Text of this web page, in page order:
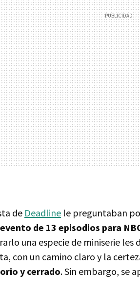
de Deadline le preguntaban
evento de 13 episodios para
una especie de miniserie
con un camino claro y la
y cerrado. Sin embargo, se